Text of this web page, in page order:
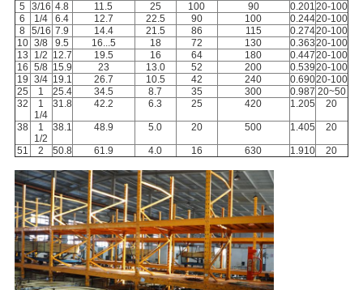
5 3/16 4.8 11.5 25 100 90 0.20120-100
6
1/4 6.4 12.7 22.5 90 100 0.24420-100
8 5/16 7.9 14.4 21.5 86 115 0.27420-100
10 3/8 9.5 16...5 18 72 130 0.36320-100
13
1/2 12.7 19.5 16 64 180 0.44720-100
16
5/8 15.9 23 13.0 52 200 0.53920-100
19
3/4 19.1 26.7 10.5 42 240 0.69020-100
25
1 25.4 34.5 8.7 35 300 0.987 20~50
32
1
1/4
31.8 42.2 6.3 25 420 1.205 20
38
1
1/2
38.1 48.9 5.0 20 500 1.405 20
51 2 50.8 61.9 4.0 16 630 1.910 20